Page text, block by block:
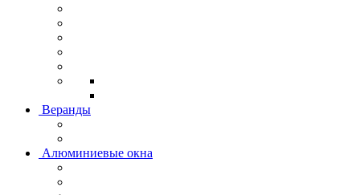
Веранды
Алюминиевые окна